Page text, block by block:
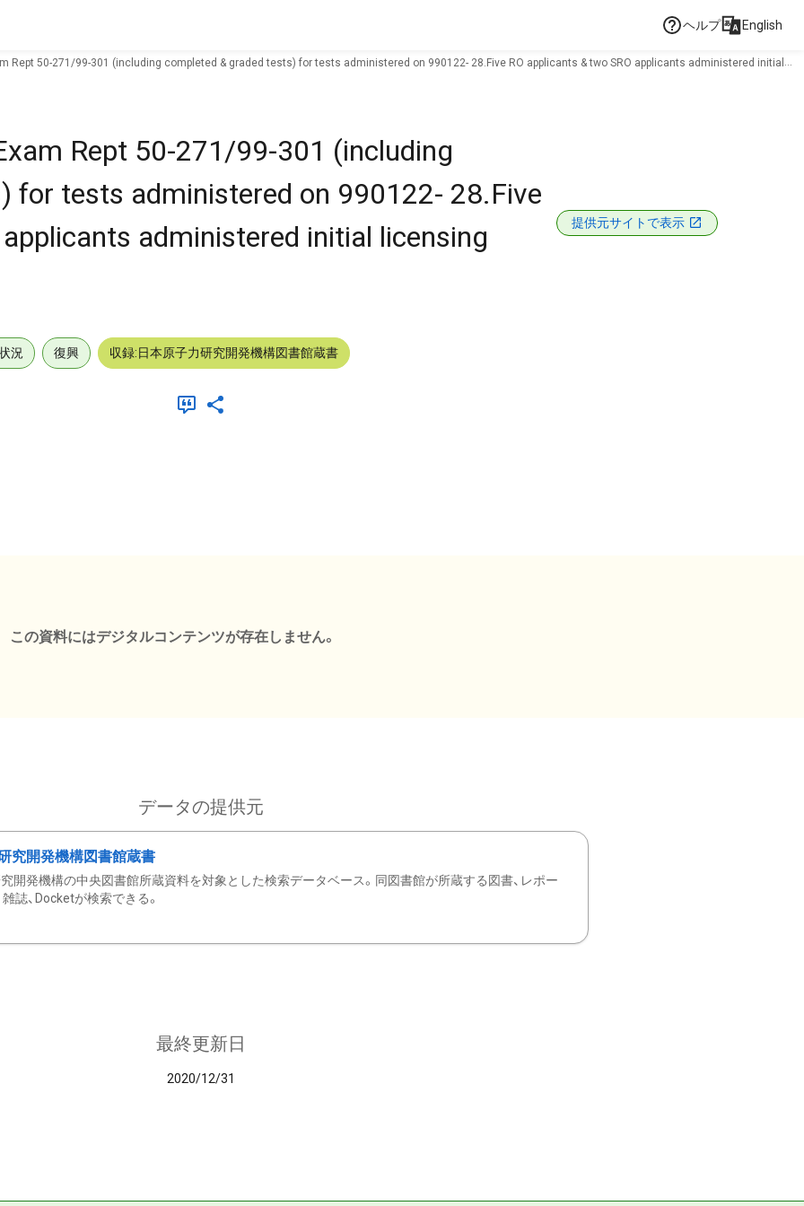
ヘルプ English
Rept 50-271/99-301 (including completed & graded tests) for tests administered on 990122- 28.Five RO applicants & two SRO applicants administered initial
Rept 50-271/99-301 (including
for tests administered on 990122- 28.Five
administered initial licensing
提供元サイトで表示
況 復興 収録:日本原子力研究開発機構図書館蔵書
この資料にはデジタルコンテンツが存在しません。
データの提供元
究開発機構図書館蔵書
開発機構の中央図書館所蔵資料を対象とした検索データベース。同図書館が所蔵する図書、レポー
雑誌、Docketが検索できる。
最終更新日
2020/12/31